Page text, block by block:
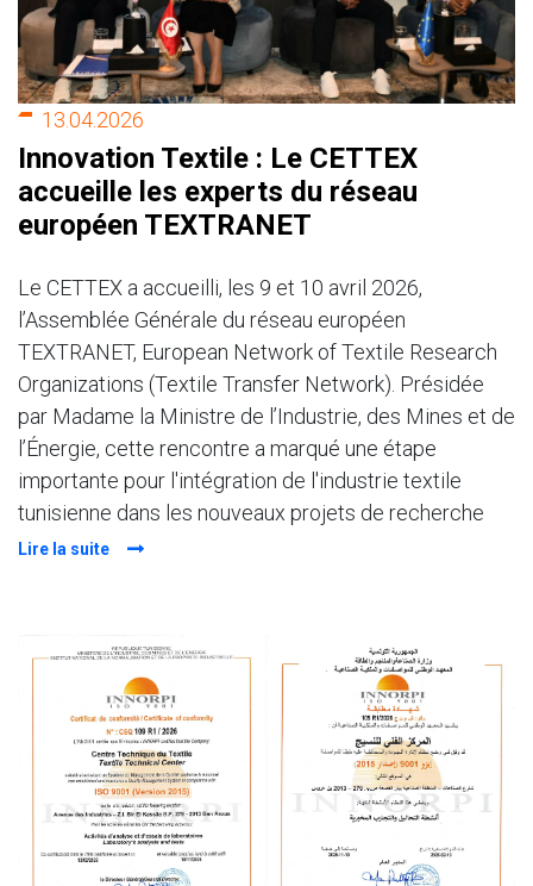
13.04.2026
Innovation Textile : Le CETTEX
accueille les experts du réseau
européen TEXTRANET
Le CETTEX a accueilli, les 9 et 10 avril 2026,
l’Assemblée Générale du réseau européen
TEXTRANET, European Network of Textile Research
Organizations (Textile Transfer Network). Présidée
par Madame la Ministre de l’Industrie, des Mines et de
l’Énergie, cette rencontre a marqué une étape
importante pour l'intégration de l'industrie textile
tunisienne dans les nouveaux projets de recherche
Lire la suite